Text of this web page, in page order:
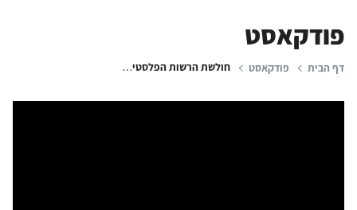
פודקאסט
דף הבית פודקאסט חולשת הרשות הפלסטינית - אתגר בעת סיפוח